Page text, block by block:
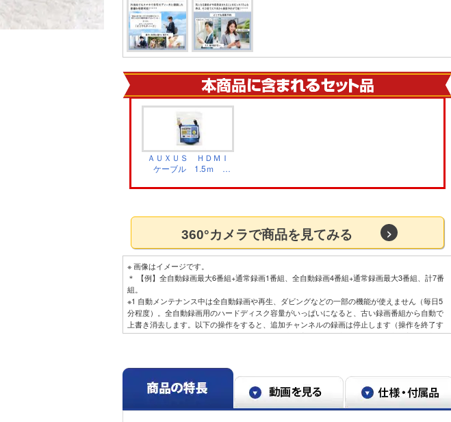
ＡＵＸＵＳ ＨＤＭＩ
ケーブル 1.5ｍ
360°カメラで商品を見てみる
※ 画像はイメージです。
＊ 【例】全自動録画最大6番組+通常録画1番組、全自動録画4番組+通常録画最大3番組、計7番
組。
※1 自動メンテナンス中は全自動録画や再生、ダビングなどの一部の機能が使えません（毎日5
分程度）。全自動録画用のハードディスク容量がいっぱいになると、古い録画番組から自動で
上書き消去します。以下の操作をすると、追加チャンネルの録画は停止します（操作を終了す
ると、全自動録画を再開します）。 • 動画や写真、音楽の取り込み • 動画や写真、音楽の書き
• 「1080/60p」、「AVCHD 3D」の表示がある番組の編集 • 音楽CDから取り込んだ曲以外の音
楽再生
※2 全自動録画用6チャンネルのうち、BS・110度CSは最大2チャンネルまで選択可能。録画日